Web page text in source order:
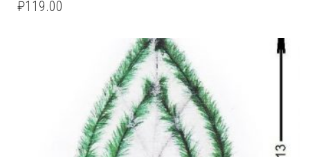
₽119.00